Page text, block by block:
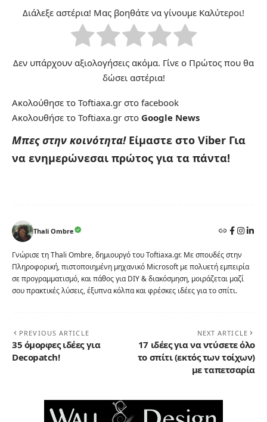
Διάλεξε αστέρια! Μας βοηθάτε να γίνουμε Καλύτεροι!
Δεν υπάρχουν αξιολογήσεις ακόμα. Γίνε ο Πρώτος που θα
δώσει αστέρια!
Ακολούθησε το Toftiaxa.gr στο facebook
Ακολουθήσε το Toftiaxa.gr στο Google News
Μπες στην κοινότητα! Είμαστε στο Viber Για
να ενημερώνεσαι πρώτος για τα πάντα!
Thali Ombre
Γνώρισε τη Thali Ombre, δημιουργό του Toftiaxa.gr. Με σπουδές στην
Πληροφορική, πιστοποιημένη μηχανικό Microsoft με πολυετή εμπειρία
σε προγραμματισμό, και πάθος για DIY & διακόσμηση, μοιράζεται μαζί
σου πρακτικές λύσεις, έξυπνα κόλπα και φρέσκες ιδέες για το σπίτι.
PREVIOUS ARTICLE
35 όμορφες ιδέες για
Decopatch!
NEXT ARTICLE
17 ιδέες για να ντύσετε όλο
το σπίτι (εκτός των τοίχων)
με ταπετσαρία